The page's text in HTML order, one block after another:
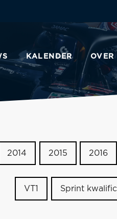
KALENDER OVER
2014 2015 2016
VT1 Sprint